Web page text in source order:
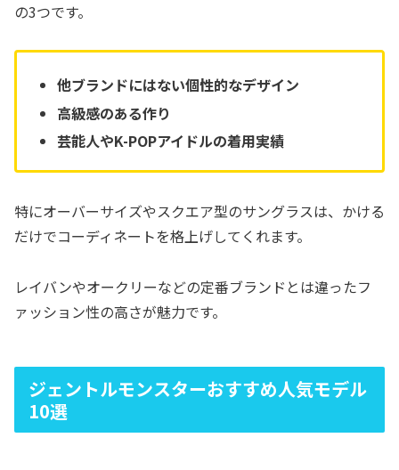
の3つです。
他ブランドにはない個性的なデザイン
高級感のある作り
芸能人やK-POPアイドルの着用実績
特にオーバーサイズやスクエア型のサングラスは、かける
だけでコーディネートを格上げしてくれます。
レイバンやオークリーなどの定番ブランドとは違ったフ
ァッション性の高さが魅力です。
ジェントルモンスターおすすめ人気モデル
10選